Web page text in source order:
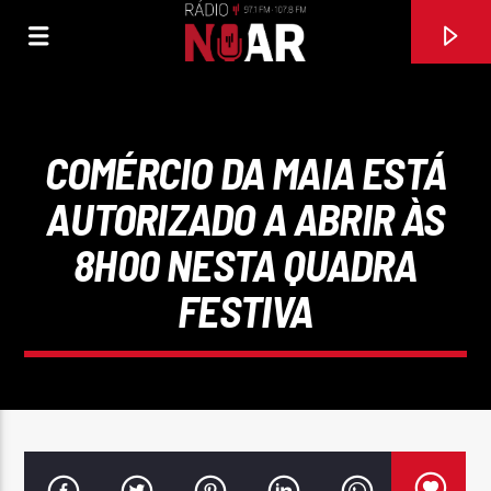
FAIXA ATUAL
AI QUE COISA BOA
GRUPO MUSICAL BORA LÁ
COMÉRCIO DA MAIA ESTÁ
AUTORIZADO A ABRIR ÀS
8H00 NESTA QUADRA
FESTIVA